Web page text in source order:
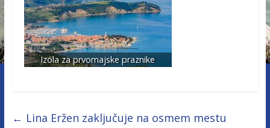
Izola za prvomajske praznike
← Lina Eržen zaključuje na osmem mestu